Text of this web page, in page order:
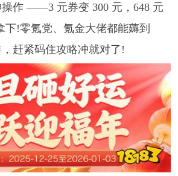
作 ——3 元券变 300 元，648 元
下!零氪党、氪金大佬都能薅到
赶紧码住攻略冲就对了!